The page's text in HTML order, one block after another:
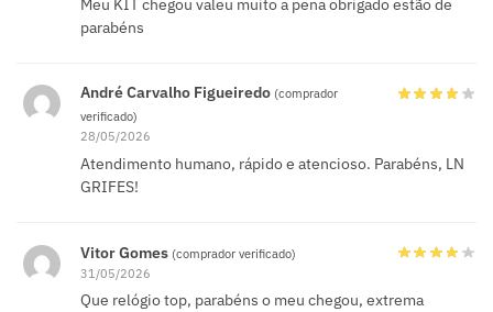
Meu KIT chegou valeu muito a pena obrigado estão de
parabéns
André Carvalho Figueiredo (comprador
verificado)
28/05/2026
Atendimento humano, rápido e atencioso. Parabéns, LN
GRIFES!
Vitor Gomes (comprador verificado)
31/05/2026
Que relógio top, parabéns o meu chegou, extrema